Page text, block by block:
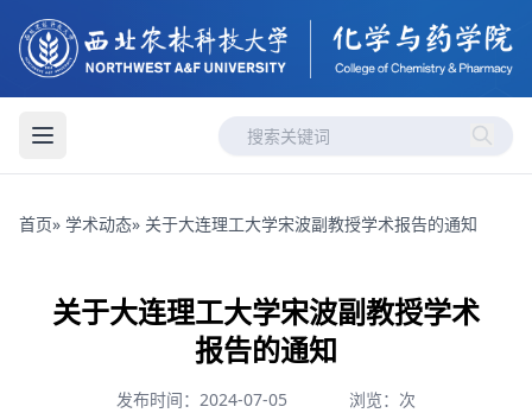
首页» 学术动态» 关于大连理工大学宋波副教授学术报告的通知
关于大连理工大学宋波副教授学术
报告的通知
发布时间：2024-07-05 浏览： 次